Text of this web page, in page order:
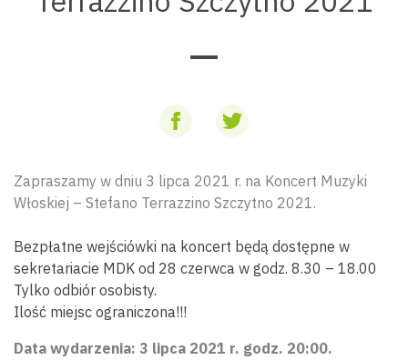
Zapraszamy w dniu 3 lipca 2021 r. na Koncert Muzyki
Włoskiej – Stefano Terrazzino Szczytno 2021.
Bezpłatne wejściówki na koncert będą dostępne w
sekretariacie MDK od 28 czerwca w godz. 8.30 – 18.00
Tylko odbiór osobisty.
Ilość miejsc ograniczona!!!
Data wydarzenia: 3 lipca 2021 r. godz. 20:00.